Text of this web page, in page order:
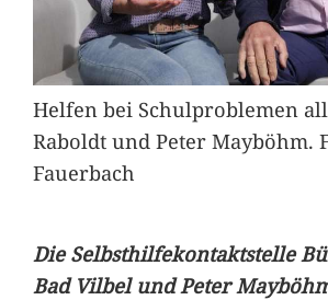
Helfen bei Schulproblemen
Raboldt und Peter Mayböhm.
Fauerbach
Die Selbsthilfekontaktstelle
Bad Vilbel und Peter